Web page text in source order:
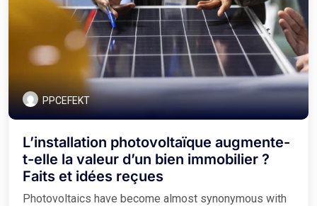
PPCEFEKT
L’installation photovoltaïque augmente-
t-elle la valeur d’un bien immobilier ?
Faits et idées reçues
Photovoltaics have become almost synonymous with